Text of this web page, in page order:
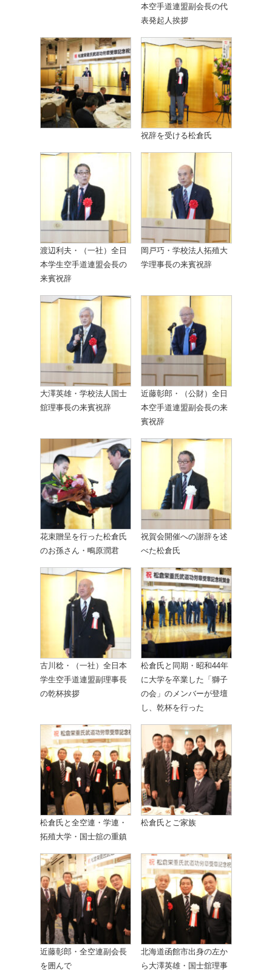
本空手道連盟副会長の代
表発起人挨拶
祝辞を受ける松倉氏
渡辺利夫・（一社）全日
本学生空手道連盟会長の
来賓祝辞
岡戸巧・学校法人拓殖大
学理事長の来賓祝辞
大澤英雄・学校法人国士
舘理事長の来賓祝辞
近藤彰郎・（公財）全日
本空手道連盟副会長の来
賓祝辞
花束贈呈を行った松倉氏
のお孫さん・鴫原潤君
祝賀会開催への謝辞を述
べた松倉氏
古川稔・（一社）全日本
学生空手道連盟副理事長
の乾杯挨拶
松倉氏と同期・昭和44年
に大学を卒業した「獅子
の会」のメンバーが登壇
し、乾杯を行った
松倉氏と全空連・学連・
拓殖大学・国士舘の重鎮
松倉氏とご家族
近藤彰郎・全空連副会長
を囲んで
北海道函館市出身の左か
ら大澤英雄・国士舘理事